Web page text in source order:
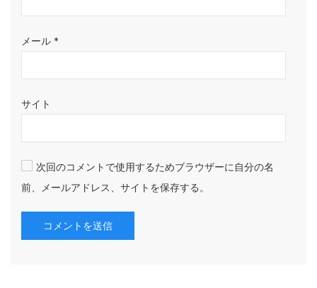
メール *
サイト
次回のコメントで使用するためブラウザーに自分の名
前、メールアドレス、サイトを保存する。